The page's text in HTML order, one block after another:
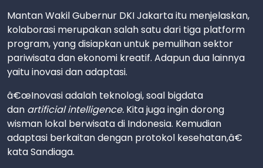
Mantan Wakil Gubernur DKI Jakarta itu menjelaskan,
kolaborasi merupakan salah satu dari tiga platform
program, yang disiapkan untuk pemulihan sektor
pariwisata dan ekonomi kreatif. Adapun dua lainnya
yaitu inovasi dan adaptasi.
â€œInovasi adalah teknologi, soal bigdata
dan artificial intelligence. Kita juga ingin dorong
wisman lokal berwisata di Indonesia. Kemudian
adaptasi berkaitan dengan protokol kesehatan,â€
kata Sandiaga.